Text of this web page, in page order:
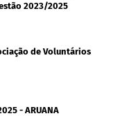
2023/2025
de Voluntários
- ARUANA